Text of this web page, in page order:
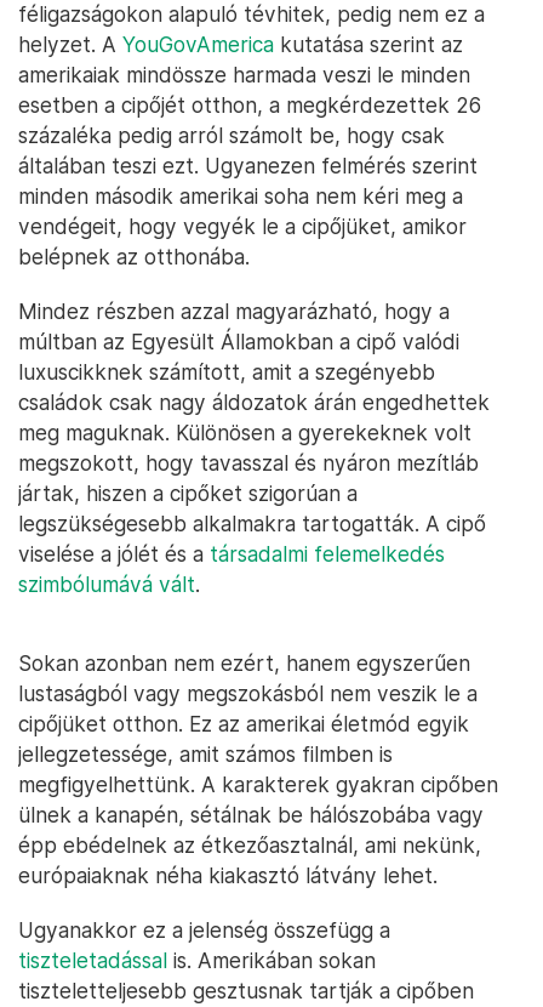
féligazságokon alapuló tévhitek, pedig nem ez a
helyzet. A YouGovAmerica kutatása szerint az
amerikaiak mindössze harmada veszi le minden
esetben a cipőjét otthon, a megkérdezettek 26
százaléka pedig arról számolt be, hogy csak
általában teszi ezt. Ugyanezen felmérés szerint
minden második amerikai soha nem kéri meg a
vendégeit, hogy vegyék le a cipőjüket, amikor
belépnek az otthonába.
Mindez részben azzal magyarázható, hogy a
múltban az Egyesült Államokban a cipő valódi
luxuscikknek számított, amit a szegényebb
családok csak nagy áldozatok árán engedhettek
meg maguknak. Különösen a gyerekeknek volt
megszokott, hogy tavasszal és nyáron mezítláb
jártak, hiszen a cipőket szigorúan a
legszükségesebb alkalmakra tartogatták. A cipő
viselése a jólét és a társadalmi felemelkedés
szimbólumává vált.
Sokan azonban nem ezért, hanem egyszerűen
lustaságból vagy megszokásból nem veszik le a
cipőjüket otthon. Ez az amerikai életmód egyik
jellegzetessége, amit számos filmben is
megfigyelhettünk. A karakterek gyakran cipőben
ülnek a kanapén, sétálnak be hálószobába vagy
épp ebédelnek az étkezőasztalnál, ami nekünk,
európaiaknak néha kiakasztó látvány lehet.
Ugyanakkor ez a jelenség összefügg a
tiszteletadással is. Amerikában sokan
tiszteletteljesebb gesztusnak tartják a cipőben